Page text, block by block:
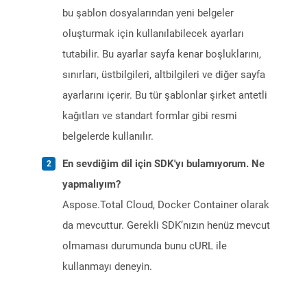
bu şablon dosyalarından yeni belgeler
oluşturmak için kullanılabilecek ayarları
tutabilir. Bu ayarlar sayfa kenar boşluklarını,
sınırları, üstbilgileri, altbilgileri ve diğer sayfa
ayarlarını içerir. Bu tür şablonlar şirket antetli
kağıtları ve standart formlar gibi resmi
belgelerde kullanılır.
En sevdiğim dil için SDK'yı bulamıyorum. Ne
yapmalıyım?
Aspose.Total Cloud, Docker Container olarak
da mevcuttur. Gerekli SDK’nızın henüz mevcut
olmaması durumunda bunu cURL ile
kullanmayı deneyin.